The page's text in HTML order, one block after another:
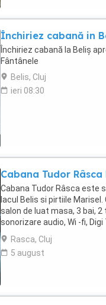
Închiriez cabană in
Închiriez cabană la Beliș
Fântânele
Belis, Cluj
ieri 08:30
Cabana Tudor Râsca
Cabana Tudor Râsca este
lacul Belis si pirtiile
salon de luat masa, 3 bai,
sonorizare audio, Wi -fi,
incalzit, foisor mare ...
Rasca, Cluj
5 august